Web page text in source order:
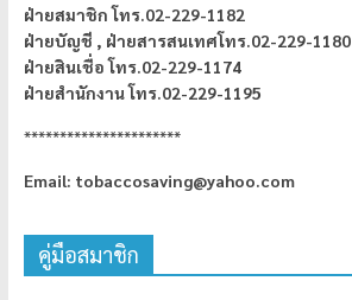
ฝ่ายสมาชิก โทร.02-229-1182
ฝ่ายบัญชี , ฝ่ายสารสนเทศโทร.02-229-1180
ฝ่ายสินเชื่อ โทร.02-229-1174
ฝ่ายสำนักงาน โทร.02-229-1195
**********************
Email: tobaccosaving@yahoo.com
คู่มือสมาชิก